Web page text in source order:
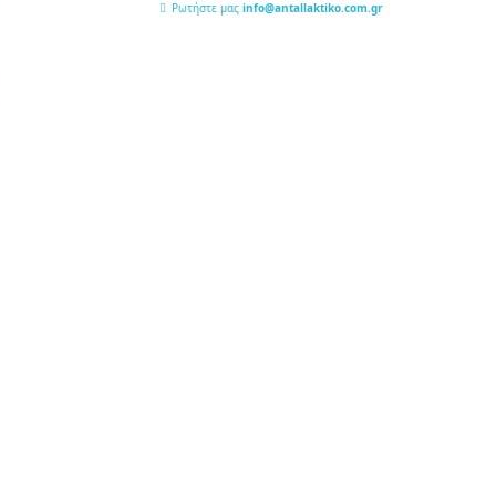
Ρωτήστε μαςinfo@antallaktiko.com.gr